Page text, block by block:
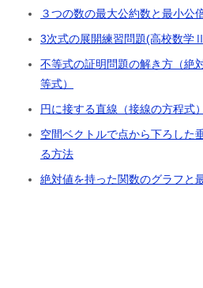
３つの数の最大公約数と最小公
3次式の展開練習問題(高校数学
不等式の証明問題の解き方（絶
等式）
円に接する直線（接線の方程式
空間ベクトルで点から下ろした
る方法
絶対値を持った関数のグラフと